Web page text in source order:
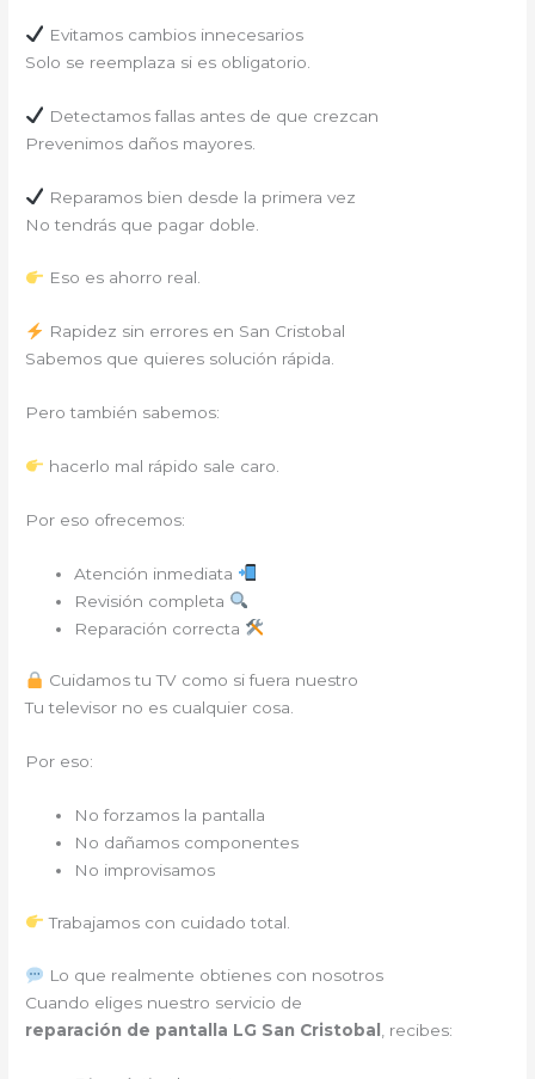
Evitamos cambios innecesarios
Solo se reemplaza si es obligatorio.
Detectamos fallas antes de que crezcan
Prevenimos daños mayores.
Reparamos bien desde la primera vez
No tendrás que pagar doble.
Eso es ahorro real.
Rapidez sin errores en San Cristobal
Sabemos que quieres solución rápida.
Pero también sabemos:
hacerlo mal rápido sale caro.
Por eso ofrecemos:
Atención inmediata
Revisión completa
Reparación correcta
Cuidamos tu TV como si fuera nuestro
Tu televisor no es cualquier cosa.
Por eso:
No forzamos la pantalla
No dañamos componentes
No improvisamos
Trabajamos con cuidado total.
Lo que realmente obtienes con nosotros
Cuando eliges nuestro servicio de
reparación de pantalla LG San Cristobal , recibes: